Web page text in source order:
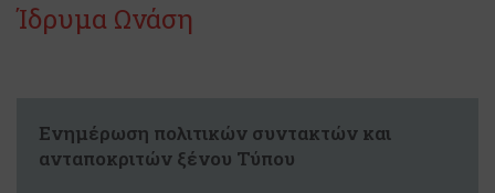
Ίδρυμα Ωνάση
Ενημέρωση πολιτικών συντακτών και
ανταποκριτών ξένου Τύπου